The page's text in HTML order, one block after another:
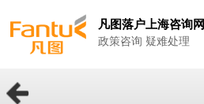
凡图落户上海咨询网
政策咨询 疑难处理